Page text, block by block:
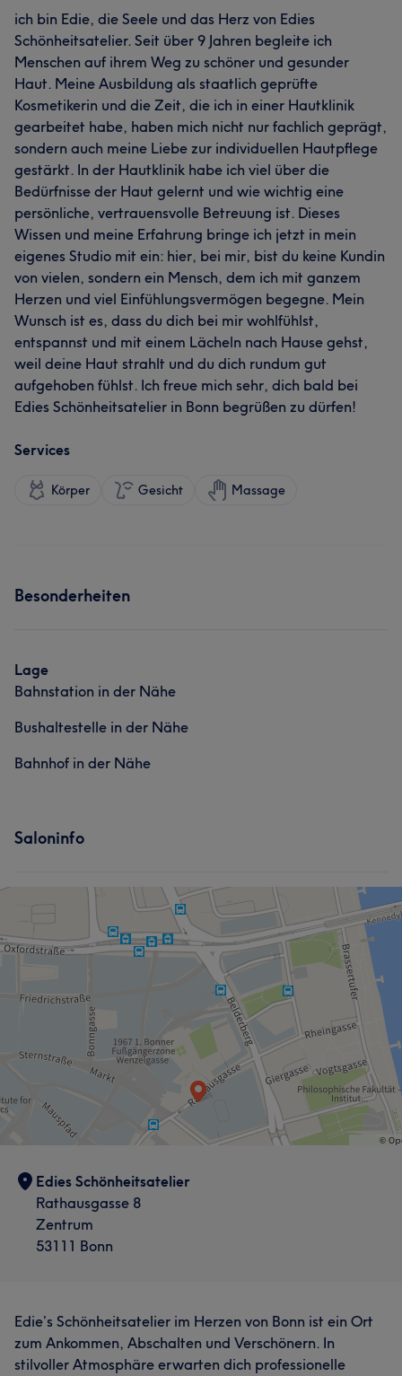
ich bin Edie, die Seele und das Herz von Edies
Schönheitsatelier. Seit über 9 Jahren begleite ich
Menschen auf ihrem Weg zu schöner und gesunder
Haut. Meine Ausbildung als staatlich geprüfte
Kosmetikerin und die Zeit, die ich in einer Hautklinik
gearbeitet habe, haben mich nicht nur fachlich geprägt,
sondern auch meine Liebe zur individuellen Hautpflege
gestärkt. In der Hautklinik habe ich viel über die
Bedürfnisse der Haut gelernt und wie wichtig eine
persönliche, vertrauensvolle Betreuung ist. Dieses
Wissen und meine Erfahrung bringe ich jetzt in mein
eigenes Studio mit ein: hier, bei mir, bist du keine Kundin
von vielen, sondern ein Mensch, dem ich mit ganzem
Herzen und viel Einfühlungsvermögen begegne. Mein
Wunsch ist es, dass du dich bei mir wohlfühlst,
entspannst und mit einem Lächeln nach Hause gehst,
weil deine Haut strahlt und du dich rundum gut
aufgehoben fühlst. Ich freue mich sehr, dich bald bei
Edies Schönheitsatelier in Bonn begrüßen zu dürfen!
Services
Körper Gesicht Massage
Besonderheiten
Lage
Bahnstation in der Nähe
Bushaltestelle in der Nähe
Bahnhof in der Nähe
Saloninfo
Edies Schönheitsatelier
Rathausgasse 8
Zentrum
53111 Bonn
Edie’s Schönheitsatelier im Herzen von Bonn ist ein Ort
zum Ankommen, Abschalten und Verschönern. In
stilvoller Atmosphäre erwarten dich professionelle